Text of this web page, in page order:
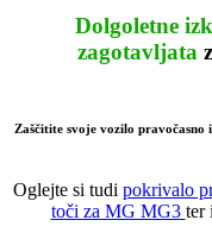
Dolgoletne
zagotavljata
Zaščitite svoje vozilo
Oglejte si tudi pokrivalo
toči za MG MG3 ter